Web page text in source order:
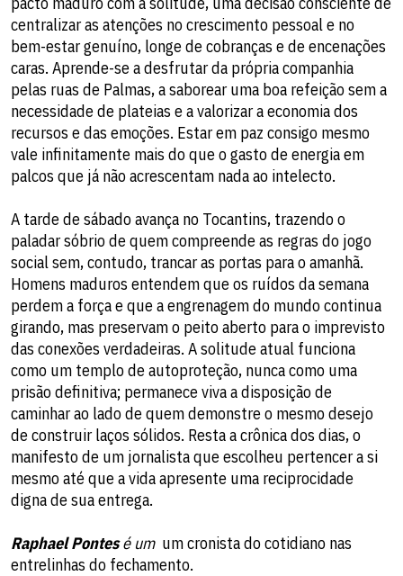
centralizar as atenções no crescimento pessoal e no
bem-estar genuíno, longe de cobranças e de encenações
caras. Aprende-se a desfrutar da própria companhia
pelas ruas de Palmas, a saborear uma boa refeição sem a
necessidade de plateias e a valorizar a economia dos
recursos e das emoções. Estar em paz consigo mesmo
vale infinitamente mais do que o gasto de energia em
palcos que já não acrescentam nada ao intelecto.
​A tarde de sábado avança no Tocantins, trazendo o
paladar sóbrio de quem compreende as regras do jogo
social sem, contudo, trancar as portas para o amanhã.
Homens maduros entendem que os ruídos da semana
perdem a força e que a engrenagem do mundo continua
girando, mas preservam o peito aberto para o imprevisto
das conexões verdadeiras. A solitude atual funciona
como um templo de autoproteção, nunca como uma
prisão definitiva; permanece viva a disposição de
caminhar ao lado de quem demonstre o mesmo desejo
de construir laços sólidos. Resta a crônica dos dias, o
manifesto de um jornalista que escolheu pertencer a si
mesmo até que a vida apresente uma reciprocidade
digna de sua entrega.
Raphael Pontesé um​ um cronista do cotidiano nas
entrelinhas do fechamento.